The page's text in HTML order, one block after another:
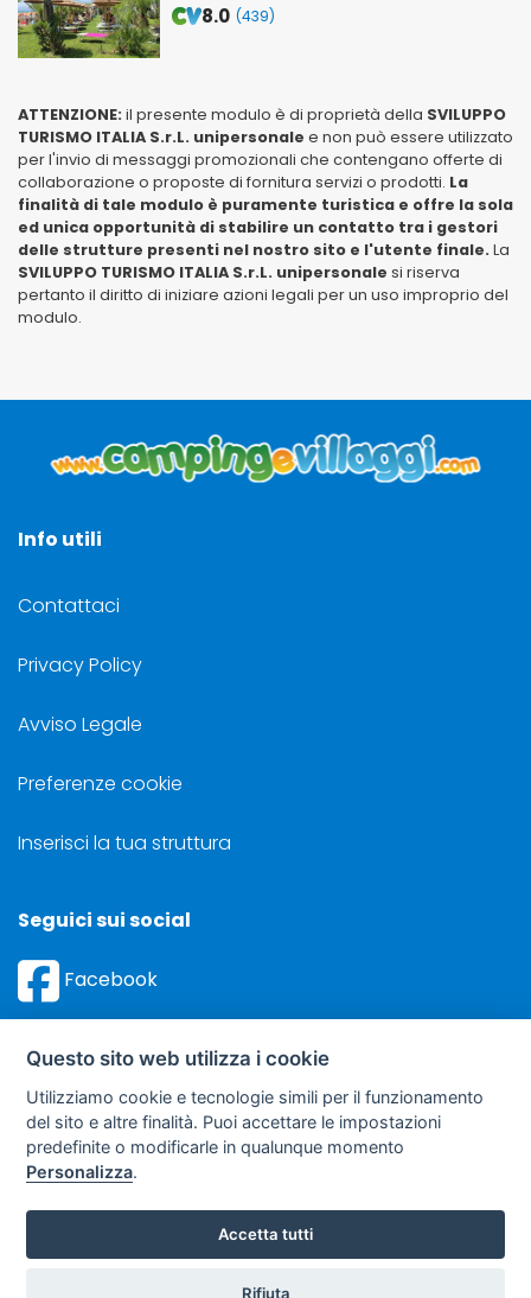
8.0 (439)
ATTENZIONE: il presente modulo è di proprietà della SVILUPPO
TURISMO ITALIA S.r.L. unipersonale e non può essere utilizzato
per l'invio di messaggi promozionali che contengano offerte di
collaborazione o proposte di fornitura servizi o prodotti. La
finalità di tale modulo è puramente turistica e offre la sola
ed unica opportunità di stabilire un contatto tra i gestori
delle strutture presenti nel nostro sito e l'utente finale. La
SVILUPPO TURISMO ITALIA S.r.L. unipersonale si riserva
pertanto il diritto di iniziare azioni legali per un uso improprio del
modulo.
Info utili
Contattaci
Privacy Policy
Avviso Legale
Preferenze cookie
Inserisci la tua struttura
Seguici sui social
Facebook
©Sviluppo Turismo Italia S.r.L. unipersonale
- R.E.A. FM-195884
Questo sito web utilizza i cookie
Utilizziamo cookie e tecnologie simili per il funzionamento
del sito e altre finalità. Puoi accettare le impostazioni
predefinite o modificarle in qualunque momento
Personalizza.
Accetta tutti
Rifiuta